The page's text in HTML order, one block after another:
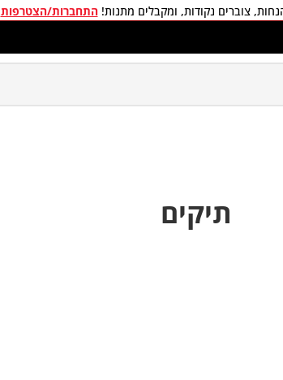
צוברים נקודות, ומקבלים מתנות!התחברות/הצטרפות
₪
תיקים